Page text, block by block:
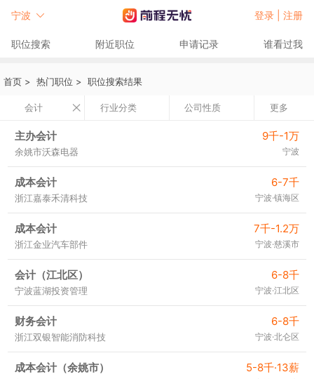
宁波 登录 | 注册
职位搜索 附近职位 申请记录 谁看过我
首页 > 热门职位 > 职位搜索结果
会计 行业分类 公司性质 更多
主办会计 9千-1万
余姚市沃森电器 宁波
成本会计 6-7千
浙江嘉泰禾清科技 宁波·镇海区
成本会计 7千-1.2万
浙江金业汽车部件 宁波·慈溪市
会计（江北区） 6-8千
宁波蓝湖投资管理 宁波·江北区
财务会计 6-8千
浙江双银智能消防科技 宁波·北仑区
成本会计（余姚市） 5-8千·13薪